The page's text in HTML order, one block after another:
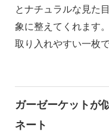
とナチュラルな見た
象に整えてくれます
取り入れやすい一枚で
ガーゼーケットが
ネート